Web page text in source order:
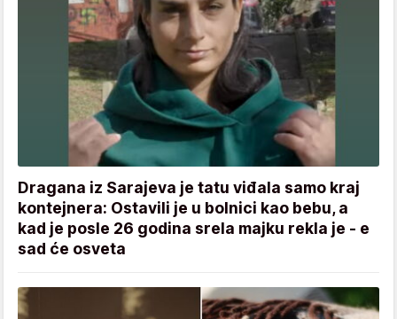
Dragana iz Sarajeva je tatu viđala samo kraj
kontejnera: Ostavili je u bolnici kao bebu, a
kad je posle 26 godina srela majku rekla je - e
sad će osveta